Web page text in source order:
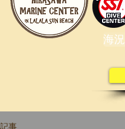
海
記事